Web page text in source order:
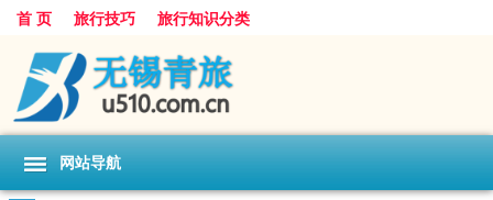
首 页 旅行技巧 旅行知识分类
网站导航